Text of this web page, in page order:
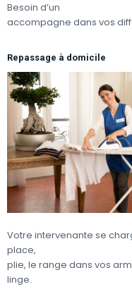
Besoin d’un
accompagne dans vos
Repassage à domicile
Votre intervenante se
place,
plie, le range dans vos
linge.